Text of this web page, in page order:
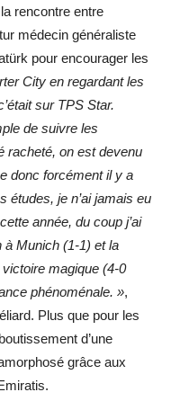
rencontre entre
médecin généraliste
pour encourager les
City en regardant les
sur TPS Star.
de suivre les
racheté, on est devenu
donc forcément il y a
études, je n’ai jamais eu
année, du coup j’ai
à Munich (1-1) et la
magique (4-0
phénoménale. »,
Plus que pour les
d’une
grâce aux